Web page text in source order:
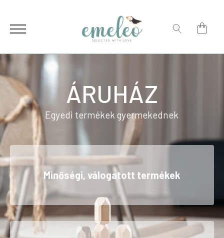
ÁRUHÁZ
Egyedi termékek gyermekednek
Minőségi, válogatott termékek